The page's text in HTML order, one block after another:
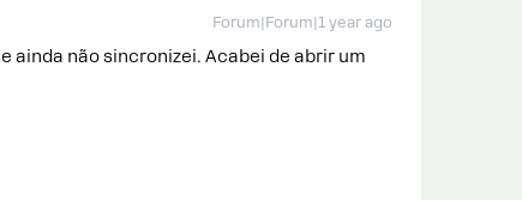
Forum|Forum|1 year ago
ainda não sincronizei. Acabei de abrir um